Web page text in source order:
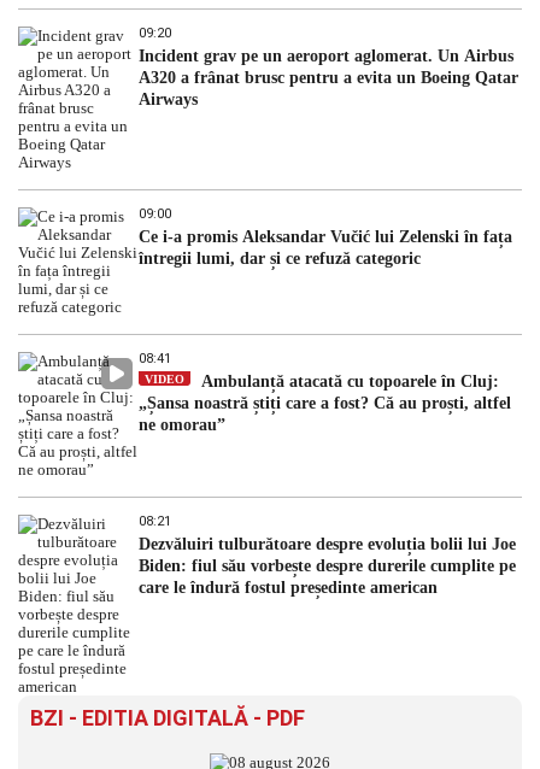
09:20
Incident grav pe un aeroport aglomerat. Un Airbus
A320 a frânat brusc pentru a evita un Boeing Qatar
Airways
09:00
Ce i-a promis Aleksandar Vučić lui Zelenski în fața
întregii lumi, dar și ce refuză categoric
08:41
VIDEO
Ambulanță atacată cu topoarele în Cluj:
„Șansa noastră știți care a fost? Că au proști, altfel
ne omorau”
08:21
Dezvăluiri tulburătoare despre evoluția bolii lui Joe
Biden: fiul său vorbește despre durerile cumplite pe
care le îndură fostul președinte american
BZI - EDITIA DIGITALĂ - PDF